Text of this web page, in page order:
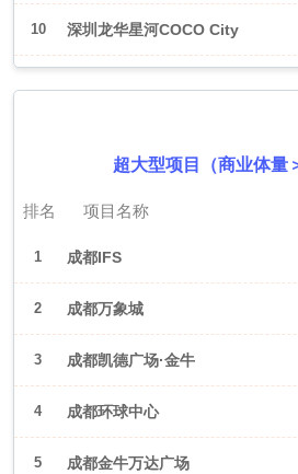
10 深圳龙华星河COCO City
超大型项目（商业体量
排名 项目名称
1 成都IFS
2 成都万象城
3 成都凯德广场·金牛
4 成都环球中心
5 成都金牛万达广场